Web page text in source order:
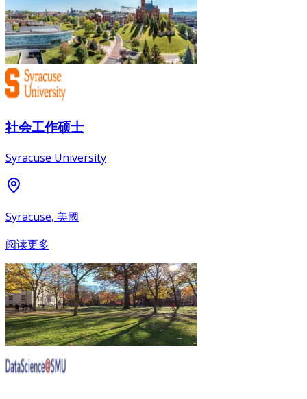
社会工作硕士
Syracuse University
Syracuse, 美國
阅读更多